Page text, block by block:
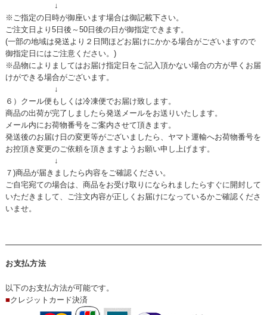
↓
※ご指定の日時が御座います場合は御記載下さい。
ご注文日より5日後～50日後の日が御指定できます。
(一部の地域は発送より２日間ほどお届けにかかる場合がございますので
御指定日にはご注意ください。)
※品物によりましてはお届け指定日をご記入頂かない場合の方が早くお届
けができる場合がございます。
↓
６）クール便もしくは冷凍便でお届け致します。
商品の出荷が完了しましたら発送メールをお送りいたします。
メール内にお荷物番号をご案内させて頂きます。
発送後のお届け日の変更等がございましたら、ヤマト運輸へお荷物番号を
お控頂き変更のご依頼を頂きますようお願い申し上げます。
↓
７)商品が届きましたら内容をご確認ください。
ご自宅宛ての場合は、商品をお受け取りになられましたらすぐに開封して
いただきまして、ご注文内容が正しくお届けになっているかご確認くださ
いませ。
お支払方法
以下のお支払方法が可能です。
■クレジットカード決済